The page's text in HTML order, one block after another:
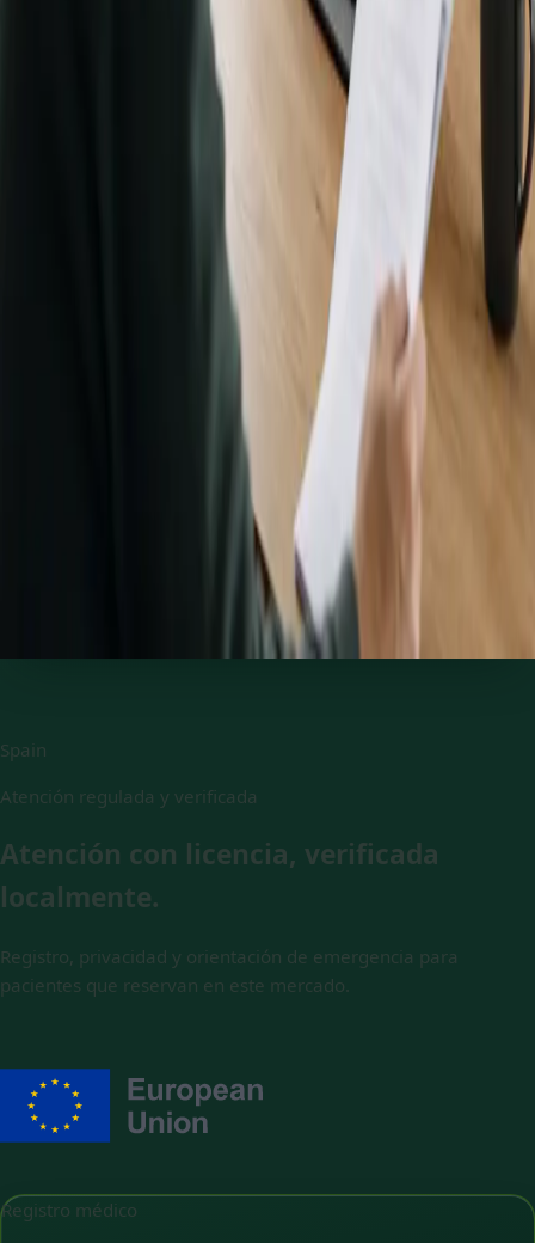
Segunda Opinión Médica
Spain
Atención regulada y verificada
Atención con licencia, verificada
localmente.
Registro, privacidad y orientación de emergencia para
pacientes que reservan en este mercado.
Registro médico